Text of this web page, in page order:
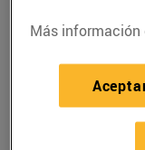
en
El
Más información